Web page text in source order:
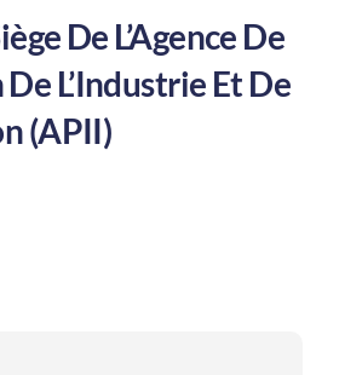
De L’Agence De
L’Industrie Et De
(APII)